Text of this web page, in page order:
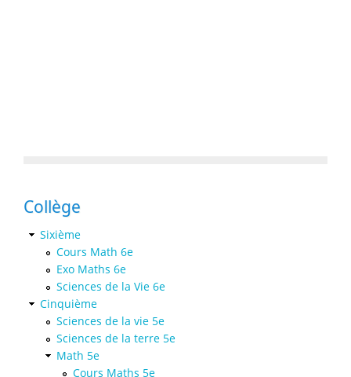
Collège
Sixième
Cours Math 6e
Exo Maths 6e
Sciences de la Vie 6e
Cinquième
Sciences de la vie 5e
Sciences de la terre 5e
Math 5e
Cours Maths 5e